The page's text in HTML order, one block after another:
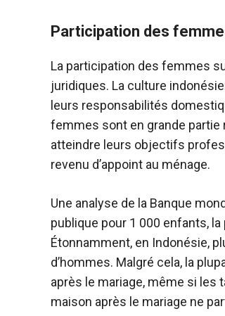
Participation des
La participation des femmes
juridiques. La culture
leurs responsabilités
femmes sont en grande partie
atteindre leurs objectifs
revenu d’appoint au ménage.
Une analyse de la Banque
publique pour 1 000 enfants,
Étonnamment, en Indonésie,
d’hommes. Malgré cela, la
après le mariage, même si les
maison après le mariage ne